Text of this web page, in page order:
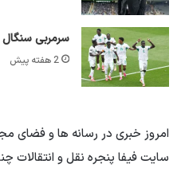
سرمربی سنگال
2 هفته پیش
امروز خبری در رسانه ها و فضای
سایت فیفا پنجره نقل و انتقالات